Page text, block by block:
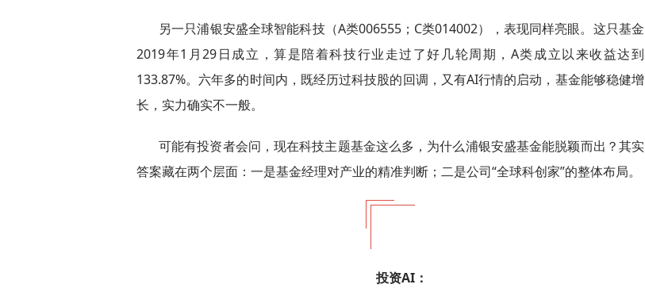
另一只浦银安盛全球智能科技（A类006555；C类014002），表现同样亮眼。这只基金
2019年1月29日成立，算是陪着科技行业走过了好几轮周期，A类成立以来收益达到
133.87%。六年多的时间内，既经历过科技股的回调，又有AI行情的启动，基金能够稳健增
长，实力确实不一般。
可能有投资者会问，现在科技主题基金这么多，为什么浦银安盛基金能脱颖而出？其实
答案藏在两个层面：一是基金经理对产业的精准判断；二是公司“全球科创家”的整体布局。
投资AI：